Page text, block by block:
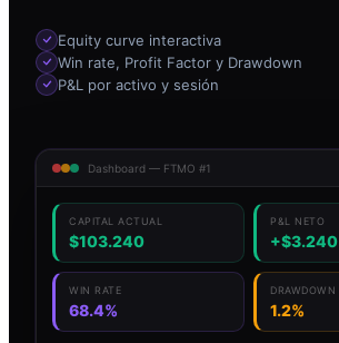
Equity curve interactiva
Win rate, Profit Factor y Drawdown
P&L por activo y sesión
Dashboard — FTMO #1
CAPITAL ACTUAL
$103.240
P&L NETO
+$3.240
WIN RATE
68.4%
DRAWDOWN
1.2%